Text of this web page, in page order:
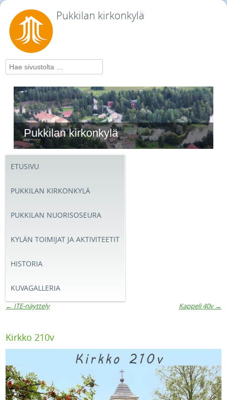
Pukkilan kirkonkylä
Hae
Pukkilan kirkonkylä
ETUSIVU
PUKKILAN KIRKONKYLÄ
PUKKILAN NUORISOSEURA
KYLÄN TOIMIJAT JA AKTIVITEETIT
HISTORIA
KUVAGALLERIA
← ITE-näyttely Kappeli 40v →
Kirkko 210v